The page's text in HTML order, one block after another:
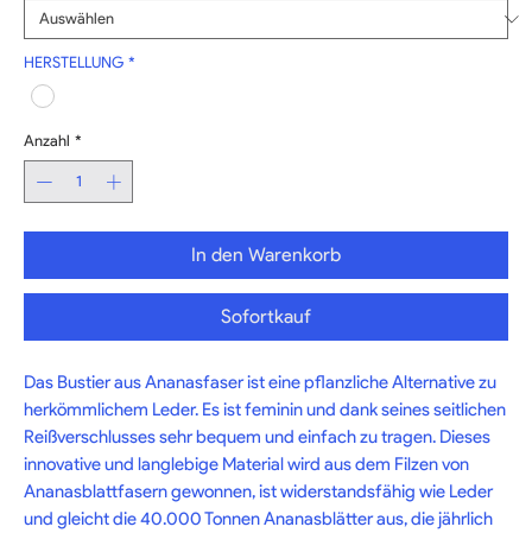
HERSTELLUNG *
Anzahl *
In den Warenkorb
Sofortkauf
Das Bustier aus Ananasfaser ist eine pflanzliche Alternative zu
herkömmlichem Leder. Es ist feminin und dank seines seitlichen
Reißverschlusses sehr bequem und einfach zu tragen. Dieses
innovative und langlebige Material wird aus dem Filzen von
Ananasblattfasern gewonnen, ist widerstandsfähig wie Leder
und gleicht die 40.000 Tonnen Ananasblätter aus, die jährlich